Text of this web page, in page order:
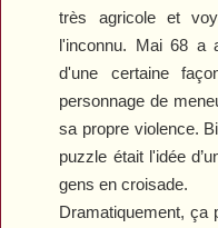
très agricole et
l'inconnu. Mai 68 a
d'une certaine
personnage de
sa propre violence.
puzzle était l'idée
gens en croisade.
Dramatiquement, ça